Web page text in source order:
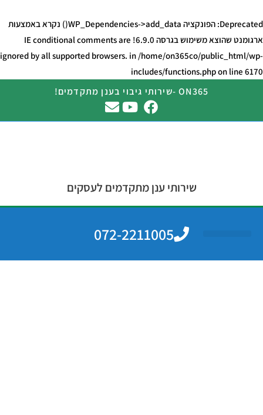
Deprecated
: הפונקציה WP_Dependencies->add_data() נקרא באמצעות
ארגומנט שהוצא משימוש
בגרסה 6.9.0! IE conditional comments are
ignored by all supported browsers. in /home/on365co/public_html/wp-
includes/functions.phpon line 6170
ON365 -שירותי גיבוי בענן מתקדמים!
שירותי ענן מתקדמים לעסקים
072-2211005